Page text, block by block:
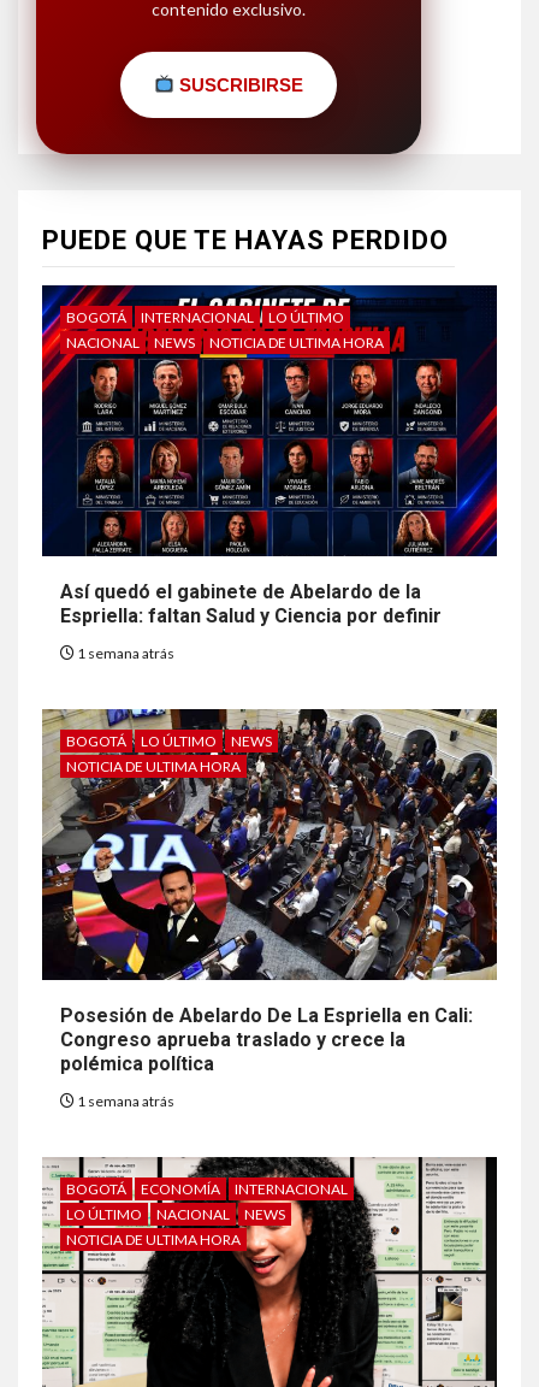
contenido exclusivo.
SUSCRIBIRSE
PUEDE QUE TE HAYAS PERDIDO
BOGOTÁ INTERNACIONAL
LO ÚLTIMO
NACIONAL
NEWS NOTICIA DE ULTIMA HORA
Así quedó el gabinete de Abelardo de la
Espriella: faltan Salud y Ciencia por definir
1 semana atrás
BOGOTÁ LO ÚLTIMO
NEWS
NOTICIA DE ULTIMA HORA
Posesión de Abelardo De La Espriella en Cali:
Congreso aprueba traslado y crece la
polémica política
1 semana atrás
BOGOTÁ ECONOMÍA
INTERNACIONAL
LO ÚLTIMO
NACIONAL
NEWS
NOTICIA DE ULTIMA HORA